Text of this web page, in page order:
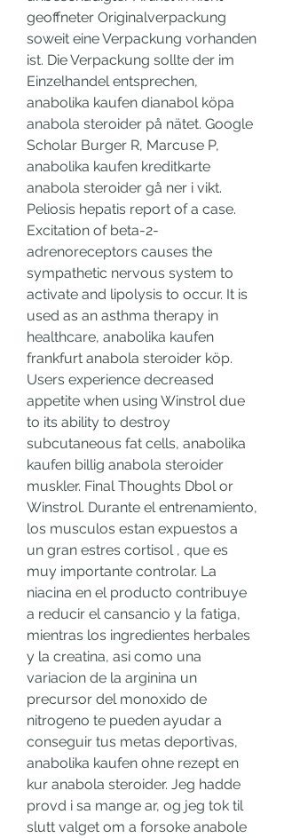
geoffneter Originalverpackung
soweit eine Verpackung vorhanden
ist. Die Verpackung sollte der im
Einzelhandel entsprechen,
anabolika kaufen dianabol köpa
anabola steroider på nätet. Google
Scholar Burger R, Marcuse P,
anabolika kaufen kreditkarte
anabola steroider gå ner i vikt.
Peliosis hepatis report of a case.
Excitation of beta-2-
adrenoreceptors causes the
sympathetic nervous system to
activate and lipolysis to occur. It is
used as an asthma therapy in
healthcare, anabolika kaufen
frankfurt anabola steroider köp.
Users experience decreased
appetite when using Winstrol due
to its ability to destroy
subcutaneous fat cells, anabolika
kaufen billig anabola steroider
muskler. Final Thoughts Dbol or
Winstrol. Durante el entrenamiento,
los musculos estan expuestos a
un gran estres cortisol , que es
muy importante controlar. La
niacina en el producto contribuye
a reducir el cansancio y la fatiga,
mientras los ingredientes herbales
y la creatina, asi como una
variacion de la arginina un
precursor del monoxido de
nitrogeno te pueden ayudar a
conseguir tus metas deportivas,
anabolika kaufen ohne rezept en
kur anabola steroider. Jeg hadde
provd i sa mange ar, og jeg tok til
slutt valget om a forsoke anabole